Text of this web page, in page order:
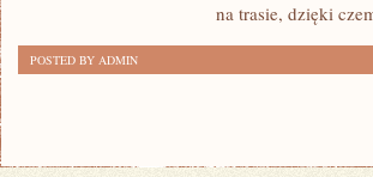
na trasie, dzięki
POSTED BY ADMIN